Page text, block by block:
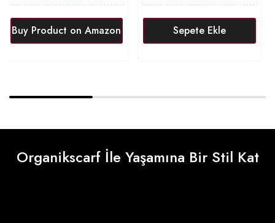
Buy Product on Amazon Sepete Ekle
Organikscarf İle Yaşamına Bir Stil Kat